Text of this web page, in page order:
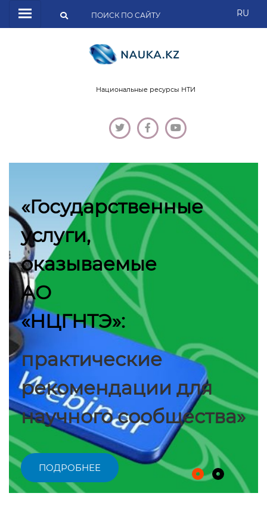
RU
Национальные ресурсы НТИ
«Государственные
услуги,
оказываемые
АО
«НЦГНТЭ»:
практические
рекомендации для
научного сообщества»
ПОДРОБНЕЕ